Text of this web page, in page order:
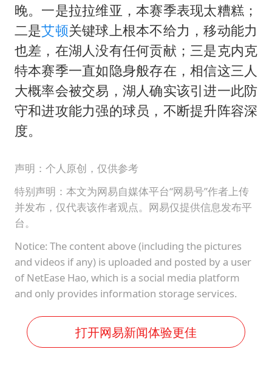
晚。一是拉拉维亚，本赛季表现太糟糕；
二是艾顿关键球上根本不给力，移动能力
也差，在湖人没有任何贡献；三是克内克
特本赛季一直如隐身般存在，相信这三人
大概率会被交易，湖人确实该引进一此防
守和进攻能力强的球员，不断提升阵容深
度。
声明：个人原创，仅供参考
特别声明：本文为网易自媒体平台“网易号”作者上传
并发布，仅代表该作者观点。网易仅提供信息发布平
台。
Notice: The content above (including the pictures
and videos if any) is uploaded and posted by a user
of NetEase Hao, which is a social media platform
and only provides information storage services.
打开网易新闻体验更佳